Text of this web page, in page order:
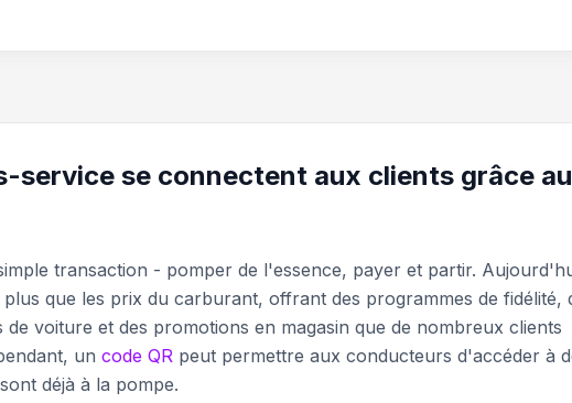
service se connectent aux clients grâce
transaction - pomper de l'essence, payer et partir.
que les prix du carburant, offrant des programmes de fidélité,
de voiture et des promotions en magasin que de nombreux clients
un code QR peut permettre aux conducteurs d'accéder à
déjà à la pompe.